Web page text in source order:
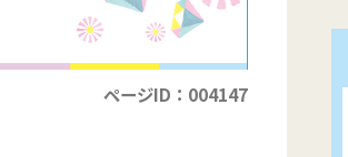
ページID：004147